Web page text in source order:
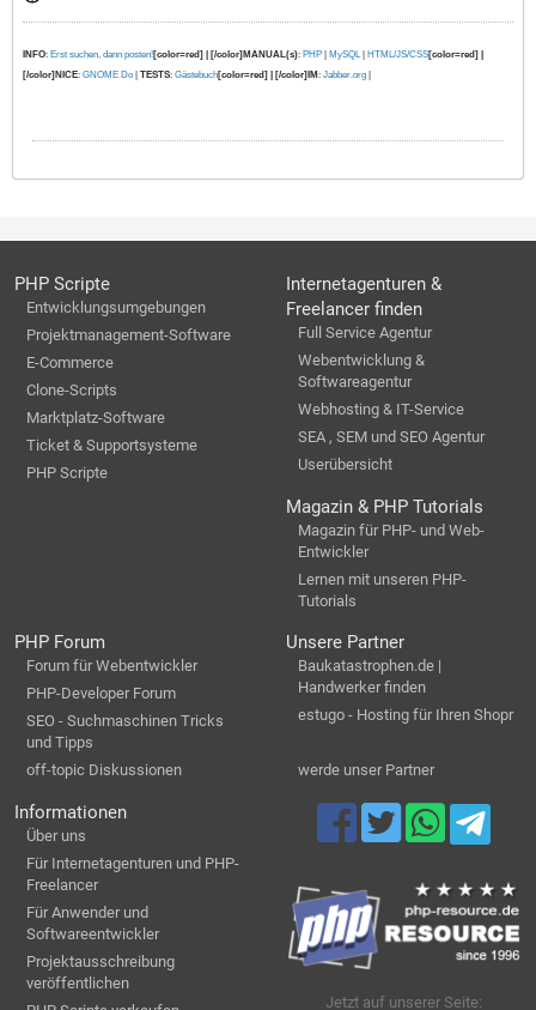
INFO: Erst suchen, dann posten![color=red] | [/color]MANUAL(s): PHP MySQL| HTML/JS/CSS[color=red] |
[/color]NICE: GNOME Do TESTS: Gästebuch[color=red] | [/color]IM : Jabber.org
PHP Scripte
Entwicklungsumgebungen
Projektmanagement-Software
E-Commerce
Clone-Scripts
Marktplatz-Software
Ticket & Supportsysteme
PHP Scripte
Internetagenturen &
Freelancer finden
Full Service Agentur
Webentwicklung &
Softwareagentur
Webhosting & IT-Service
SEA , SEM und SEO Agentur
Userübersicht
Magazin & PHP Tutorials
Magazin für PHP- und Web-
Entwickler
Lernen mit unseren PHP-
Tutorials
PHP Forum
Forum für Webentwickler
PHP-Developer Forum
SEO - Suchmaschinen Tricks
und Tipps
off-topic Diskussionen
Unsere Partner
Baukatastrophen.de |
Handwerker finden
estugo - Hosting für Ihren Shopr
werde unser Partner
Informationen
Über uns
Für Internetagenturen und PHP-
Freelancer
Für Anwender und
Softwareentwickler
Projektausschreibung
veröffentlichen
Jetzt auf unserer Seite: